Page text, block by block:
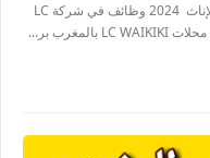
العمل في ويكيكي براتب 8200 درهم للذكور والإناث 2024 وظائف في شركة LC